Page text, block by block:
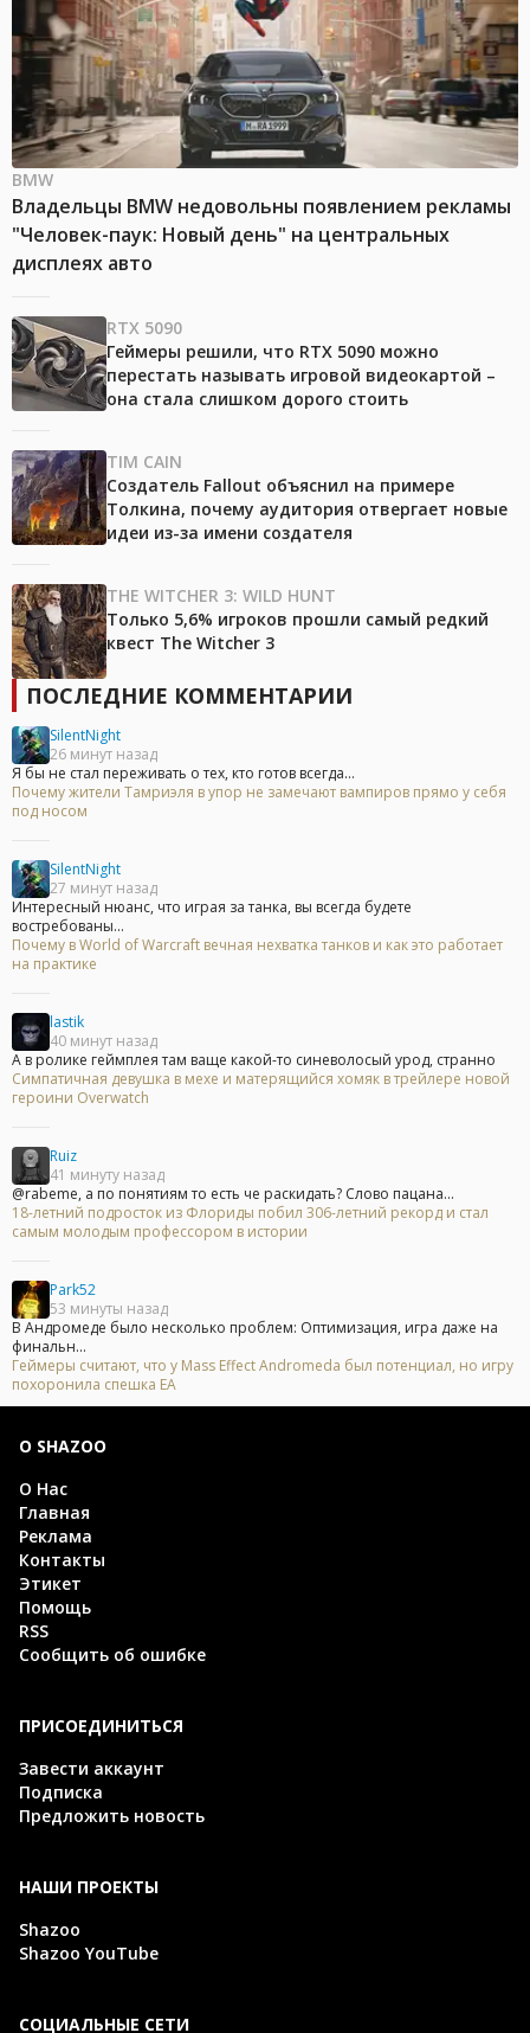
BMW
Владельцы BMW недовольны появлением рекламы
"Человек-паук: Новый день" на центральных
дисплеях авто
RTX 5090
Геймеры решили, что RTX 5090 можно
перестать называть игровой видеокартой –
она стала слишком дорого стоить
TIM CAIN
Создатель Fallout объяснил на примере
Толкина, почему аудитория отвергает новые
идеи из-за имени создателя
THE WITCHER 3: WILD HUNT
Только 5,6% игроков прошли самый редкий
квест The Witcher 3
ПОСЛЕДНИЕ КОММЕНТАРИИ
SilentNight
26 минут назад
Я бы не стал переживать о тех, кто готов всегда...
Почему жители Тамриэля в упор не замечают вампиров прямо у себя
под носом
SilentNight
27 минут назад
Интересный нюанс, что играя за танка, вы всегда будете
востребованы...
Почему в World of Warcraft вечная нехватка танков и как это работает
на практике
lastik
40 минут назад
А в ролике геймплея там ваще какой-то синеволосый урод, странно
Симпатичная девушка в мехе и матерящийся хомяк в трейлере новой
героини Overwatch
Ruiz
41 минуту назад
@rabeme, а по понятиям то есть че раскидать? Слово пацана...
18-летний подросток из Флориды побил 306-летний рекорд и стал
самым молодым профессором в истории
Park52
53 минуты назад
В Андромеде было несколько проблем: Оптимизация, игра даже на
финальн...
Геймеры считают, что у Mass Effect Andromeda был потенциал, но игру
похоронила спешка EA
О SHAZOO
О Нас
Главная
Реклама
Контакты
Этикет
Помощь
RSS
Сообщить об ошибке
ПРИСОЕДИНИТЬСЯ
Завести аккаунт
Подписка
Предложить новость
НАШИ ПРОЕКТЫ
Shazoo
Shazoo YouTube
СОЦИАЛЬНЫЕ СЕТИ